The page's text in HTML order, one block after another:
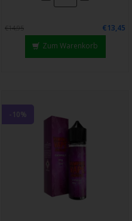
€14,95
€13,45
Zum Warenkorb
-10%